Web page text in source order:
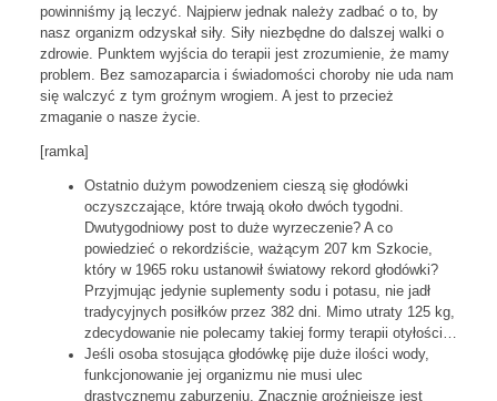
powinniśmy ją leczyć. Najpierw jednak należy zadbać o to, by
nasz organizm odzyskał siły. Siły niezbędne do dalszej walki o
zdrowie. Punktem wyjścia do terapii jest zrozumienie, że mamy
problem. Bez samozaparcia i świadomości choroby nie uda nam
się walczyć z tym groźnym wrogiem. A jest to przecież
zmaganie o nasze życie.
[ramka]
Ostatnio dużym powodzeniem cieszą się głodówki
oczyszczające, które trwają około dwóch tygodni.
Dwutygodniowy post to duże wyrzeczenie? A co
powiedzieć o rekordziście, ważącym 207 km Szkocie,
który w 1965 roku ustanowił światowy rekord głodówki?
Przyjmując jedynie suplementy sodu i potasu, nie jadł
tradycyjnych posiłków przez 382 dni. Mimo utraty 125 kg,
zdecydowanie nie polecamy takiej formy terapii otyłości…
Jeśli osoba stosująca głodówkę pije duże ilości wody,
funkcjonowanie jej organizmu nie musi ulec
drastycznemu zaburzeniu. Znacznie groźniejsze jest